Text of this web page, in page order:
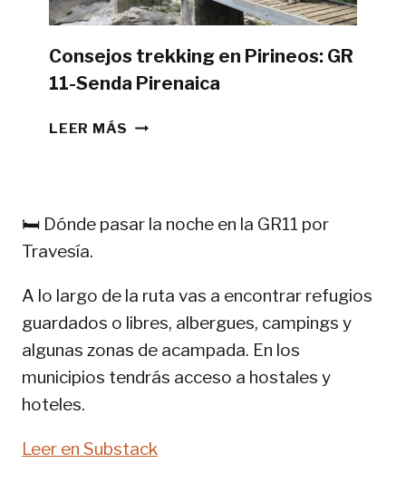
Consejos trekking en Pirineos: GR
11-Senda Pirenaica
LEER MÁS CONSEJOS
11-
🛏️ Dónde pasar la noche en la GR11 por
Travesía.
A lo largo de la ruta vas a encontrar refugios
guardados o libres, albergues, campings y
algunas zonas de acampada. En los
municipios tendrás acceso a hostales y
hoteles.
Leer en Substack